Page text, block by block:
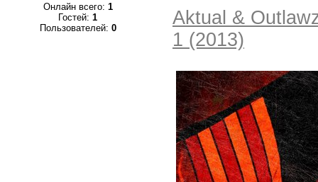
Онлайн всего: 1
Гостей:1
Пользователей: 0
Aktual &
1 (2013)